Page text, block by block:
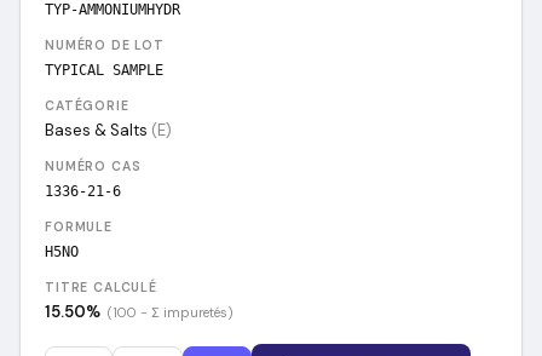
TYP-AMMONIUMHYDR
NUMÉRO DE LOT
TYPICAL SAMPLE
CATÉGORIE
Bases & Salts (E)
NUMÉRO CAS
1336-21-6
FORMULE
H5NO
TITRE CALCULÉ
15.50% (100 − Σ impuretés)